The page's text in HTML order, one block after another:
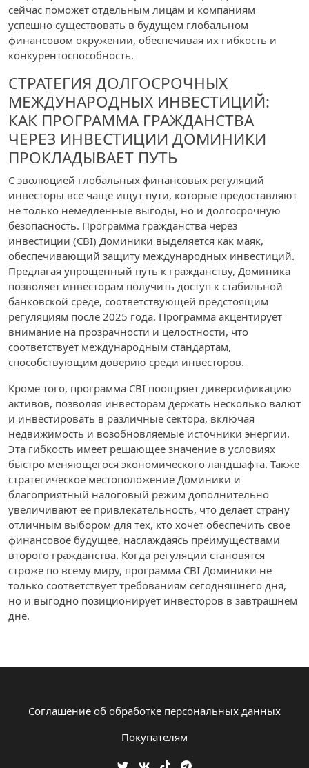
сейчас поможет отдельным лицам и компаниям
успешно существовать в будущем глобальном
финансовом окружении, обеспечивая их гибкость и
конкурентоспособность.
СТРАТЕГИЯ ДОЛГОСРОЧНЫХ
МЕЖДУНАРОДНЫХ ИНВЕСТИЦИЙ:
КАК ПРОГРАММА ГРАЖДАНСТВА
ЧЕРЕЗ ИНВЕСТИЦИИ ДОМИНИКИ
ПРОКЛАДЫВАЕТ ПУТЬ
С эволюцией глобальных финансовых регуляций
инвесторы все чаще ищут пути, которые предоставляют
не только немедленные выгоды, но и долгосрочную
безопасность. Программа гражданства через
инвестиции (CBI) Доминики выделяется как маяк,
обеспечивающий защиту международных инвестиций.
Предлагая упрощенный путь к гражданству, Доминика
позволяет инвесторам получить доступ к стабильной
банковской среде, соответствующей предстоящим
регуляциям после 2025 года. Программа акцентирует
внимание на прозрачности и целостности, что
соответствует международным стандартам,
способствующим доверию среди инвесторов.
Кроме того, программа CBI поощряет диверсификацию
активов, позволяя инвесторам держать несколько валют
и инвестировать в различные сектора, включая
недвижимость и возобновляемые источники энергии.
Эта гибкость имеет решающее значение в условиях
быстро меняющегося экономического ландшафта. Также
стратегическое местоположение Доминики и
благоприятный налоговый режим дополнительно
увеличивают ее привлекательность, что делает страну
отличным выбором для тех, кто хочет обеспечить свое
финансовое будущее, наслаждаясь преимуществами
второго гражданства. Когда регуляции становятся
строже по всему миру, программа CBI Доминики не
только соответствует требованиям сегодняшнего дня,
но и выгодно позиционирует инвесторов в завтрашнем
дне.
Соглашение об обработке персональных данных
Покупателям